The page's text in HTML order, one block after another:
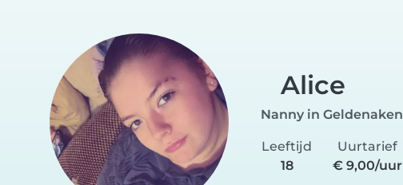
Alice
Nanny in Geldenaken
Leeftijd
18
Uurtarief
€ 9,00/uur